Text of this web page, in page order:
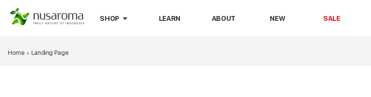
SHOP arrow_drop_down LEARN ABOUT NEW SALE
Home Landing Page